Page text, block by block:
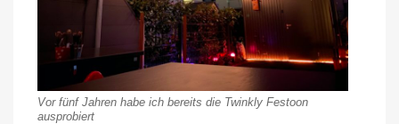
Vor fünf Jahren habe ich bereits die Twinkly Festoon
ausprobiert